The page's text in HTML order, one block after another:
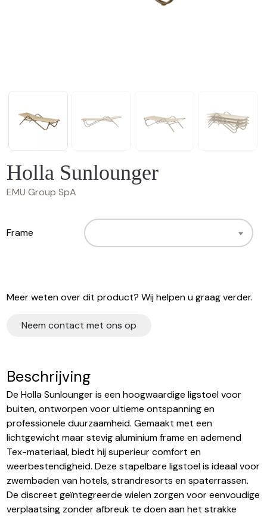
Holla Sunlounger
EMU Group SpA
Frame
Meer weten over dit product? Wij helpen u graag verder.
Neem contact met ons op
Beschrijving
De Holla Sunlounger is een hoogwaardige ligstoel voor
buiten, ontworpen voor ultieme ontspanning en
professionele duurzaamheid. Gemaakt met een
lichtgewicht maar stevig aluminium frame en ademend
Tex-materiaal, biedt hij superieur comfort en
weerbestendigheid. Deze stapelbare ligstoel is ideaal voor
zwembaden van hotels, strandresorts en spaterrassen.
De discreet geïntegreerde wielen zorgen voor eenvoudige
verplaatsing zonder afbreuk te doen aan het strakke